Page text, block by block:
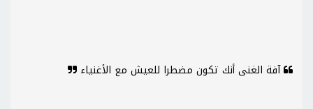
آفة الغنى أنك تكون مضطرا للعيش مع الأغنياء